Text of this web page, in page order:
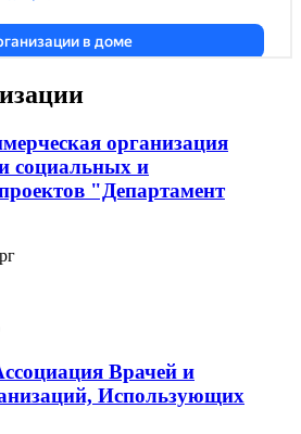
организация
социальных и
"Департамент
Врачей и
Использующих